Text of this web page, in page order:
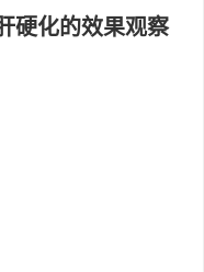
硬化的效果观察